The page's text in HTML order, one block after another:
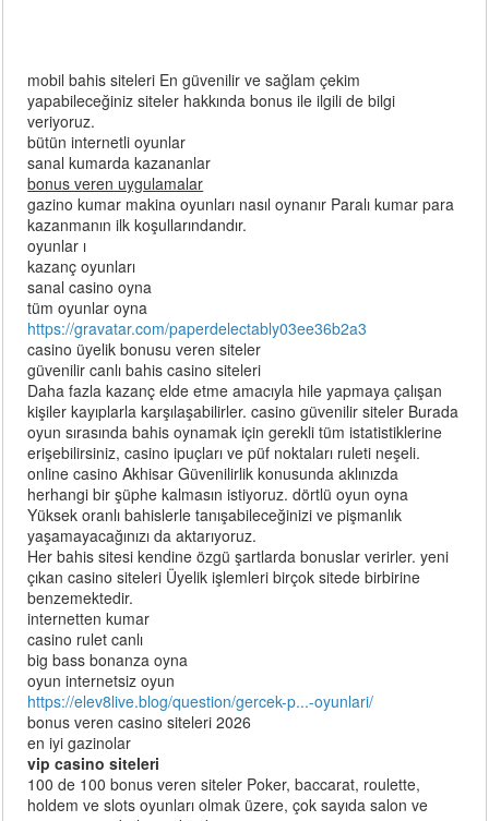
mobil bahis siteleri En güvenilir ve sağlam çekim
yapabileceğiniz siteler hakkında bonus ile ilgili de bilgi
veriyoruz.
bütün internetli oyunlar
sanal kumarda kazananlar
bonus veren uygulamalar
gazino kumar makina oyunları nasıl oynanır Paralı kumar para
kazanmanın ilk koşullarındandır.
oyunlar ı
kazanç oyunları
sanal casino oyna
tüm oyunlar oyna
https://gravatar.com/paperdelectably03ee36b2a3
casino üyelik bonusu veren siteler
güvenilir canlı bahis casino siteleri
Daha fazla kazanç elde etme amacıyla hile yapmaya çalışan
kişiler kayıplarla karşılaşabilirler. casino güvenilir siteler Burada
oyun sırasında bahis oynamak için gerekli tüm istatistiklerine
erişebilirsiniz, casino ipuçları ve püf noktaları ruleti neşeli.
online casino Akhisar Güvenilirlik konusunda aklınızda
herhangi bir şüphe kalmasın istiyoruz. dörtlü oyun oyna
Yüksek oranlı bahislerle tanışabileceğinizi ve pişmanlık
yaşamayacağınızı da aktarıyoruz.
Her bahis sitesi kendine özgü şartlarda bonuslar verirler. yeni
çıkan casino siteleri Üyelik işlemleri birçok sitede birbirine
benzemektedir.
internetten kumar
casino rulet canlı
big bass bonanza oyna
oyun internetsiz oyun
https://elev8live.blog/question/gercek-p...-oyunlari/
bonus veren casino siteleri 2026
en iyi gazinolar
vip casino siteleri
100 de 100 bonus veren siteler Poker, baccarat, roulette,
holdem ve slots oyunları olmak üzere, çok sayıda salon ve